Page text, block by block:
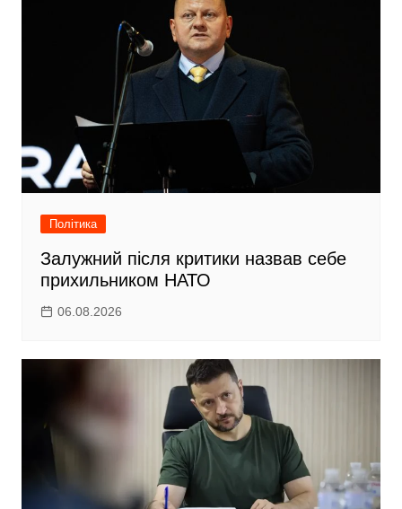
Політика
Залужний після критики назвав себе
прихильником НАТО
06.08.2026